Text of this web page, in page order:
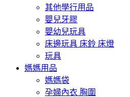
其他學行用品
嬰兒牙膠
嬰幼兒玩具
床邊玩具 床鈴 床燈
玩具
媽媽用品
媽媽袋
孕婦內衣 胸圍